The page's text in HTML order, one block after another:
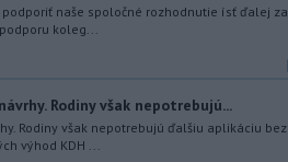
naše spoločné rozhodnutie ísť ďalej za
koleg...
Rodiny však nepotrebujú...
Rodiny však nepotrebujú ďalšiu aplikáciu bez
výhod KDH ...